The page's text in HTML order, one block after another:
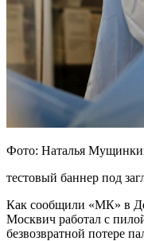
Фото: Наталья
тестовый баннер под
Как сообщили «МК» в
Москвич работал с
безвозвратной потере